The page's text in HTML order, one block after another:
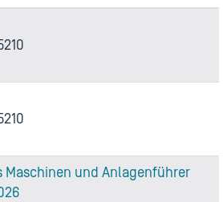
und Anlagenführer